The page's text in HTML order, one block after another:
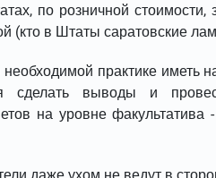
по розничной
(кто в Штаты саратовские
практике иметь
сделать выводы и
на уровне факультатива